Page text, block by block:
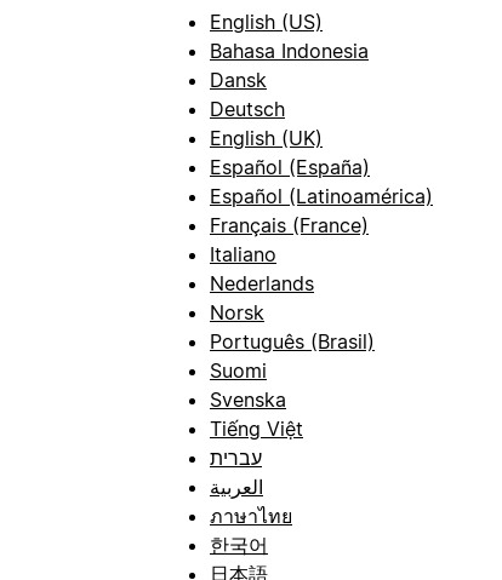
English (US)
Bahasa Indonesia
Dansk
Deutsch
English (UK)
Español (España)
Español (Latinoamérica)
Français (France)
Italiano
Nederlands
Norsk
Português (Brasil)
Suomi
Svenska
Tiếng Việt
עברית
العربية
ภาษาไทย
한국어
日本語